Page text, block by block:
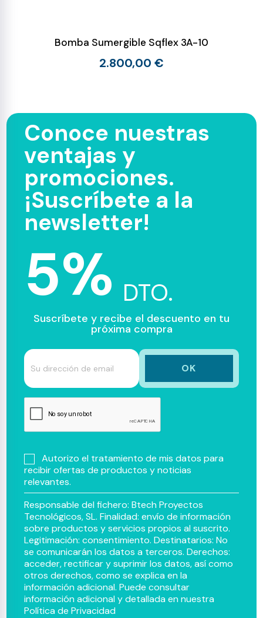
Bomba Sumergible Sqflex 3A-10
2.800,00 €
Conoce nuestras
ventajas y
promociones.
¡Suscríbete a la
newsletter!
5% DTO.
Suscríbete y recibe el descuento en tu
próxima compra
Autorizo el tratamiento de mis datos para
recibir ofertas de productos y noticias
relevantes.
Responsable del fichero: Btech Proyectos
Tecnológicos, SL. Finalidad: envío de información
sobre productos y servicios propios al suscrito.
Legitimación: consentimiento. Destinatarios: No
se comunicarán los datos a terceros. Derechos:
acceder, rectificar y suprimir los datos, así como
otros derechos, como se explica en la
información adicional. Puede consultar
información adicional y detallada en nuestra
Política de Privacidad